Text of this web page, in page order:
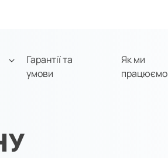
Гарантії та
умови
Як ми
працюємо